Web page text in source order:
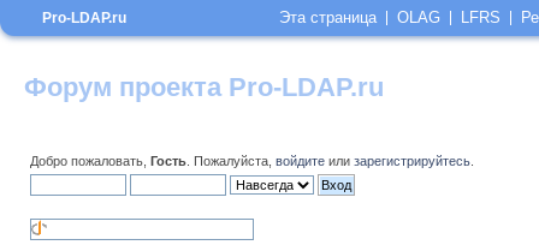
Форум проекта Pro-LDAP.ru
Добро пожаловать, Гость . Пожалуйста, войдите или зарегистрируйтесь
Pro-LDAP.ru Эта страница OLAG LFRS